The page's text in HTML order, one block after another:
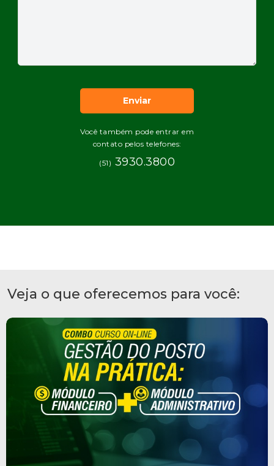
Você também pode entrar em
contato pelos telefones:
(51) 3930.3800
Veja o que oferecemos para você: